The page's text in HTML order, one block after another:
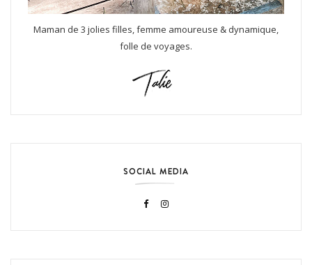
Maman de 3 jolies filles, femme amoureuse & dynamique,
folle de voyages.
SOCIAL MEDIA